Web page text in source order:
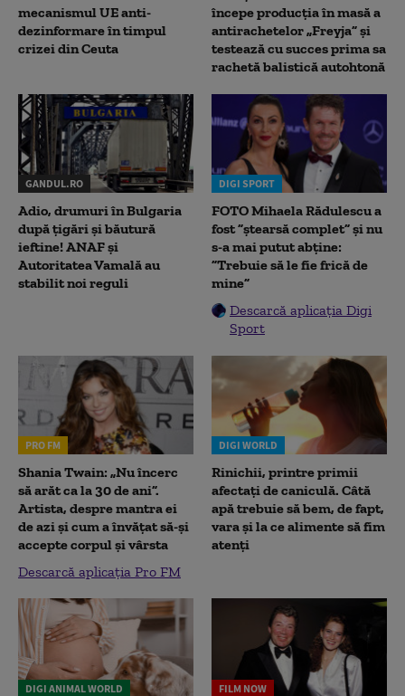
mecanismul UE anti-
dezinformare în timpul
crizei din Ceuta
începe producția în masă a
antirachetelor „Freyja” și
testează cu succes prima sa
rachetă balistică autohtonă
GANDUL.RO
Adio, drumuri în Bulgaria
după țigări și băutură
ieftine! ANAF și
Autoritatea Vamală au
stabilit noi reguli
DIGI SPORT
FOTO Mihaela Rădulescu a
fost ”ștearsă complet” și nu
s-a mai putut abține:
”Trebuie să le fie frică de
mine”
Descarcă aplicația Digi
Sport
PRO FM
Shania Twain: „Nu încerc
să arăt ca la 30 de ani”.
Artista, despre mantra ei
de azi și cum a învățat să-și
accepte corpul și vârsta
Descarcă aplicația Pro FM
DIGI WORLD
Rinichii, printre primii
afectați de caniculă. Câtă
apă trebuie să bem, de fapt,
vara și la ce alimente să fim
atenți
DIGI ANIMAL WORLD FILM NOW